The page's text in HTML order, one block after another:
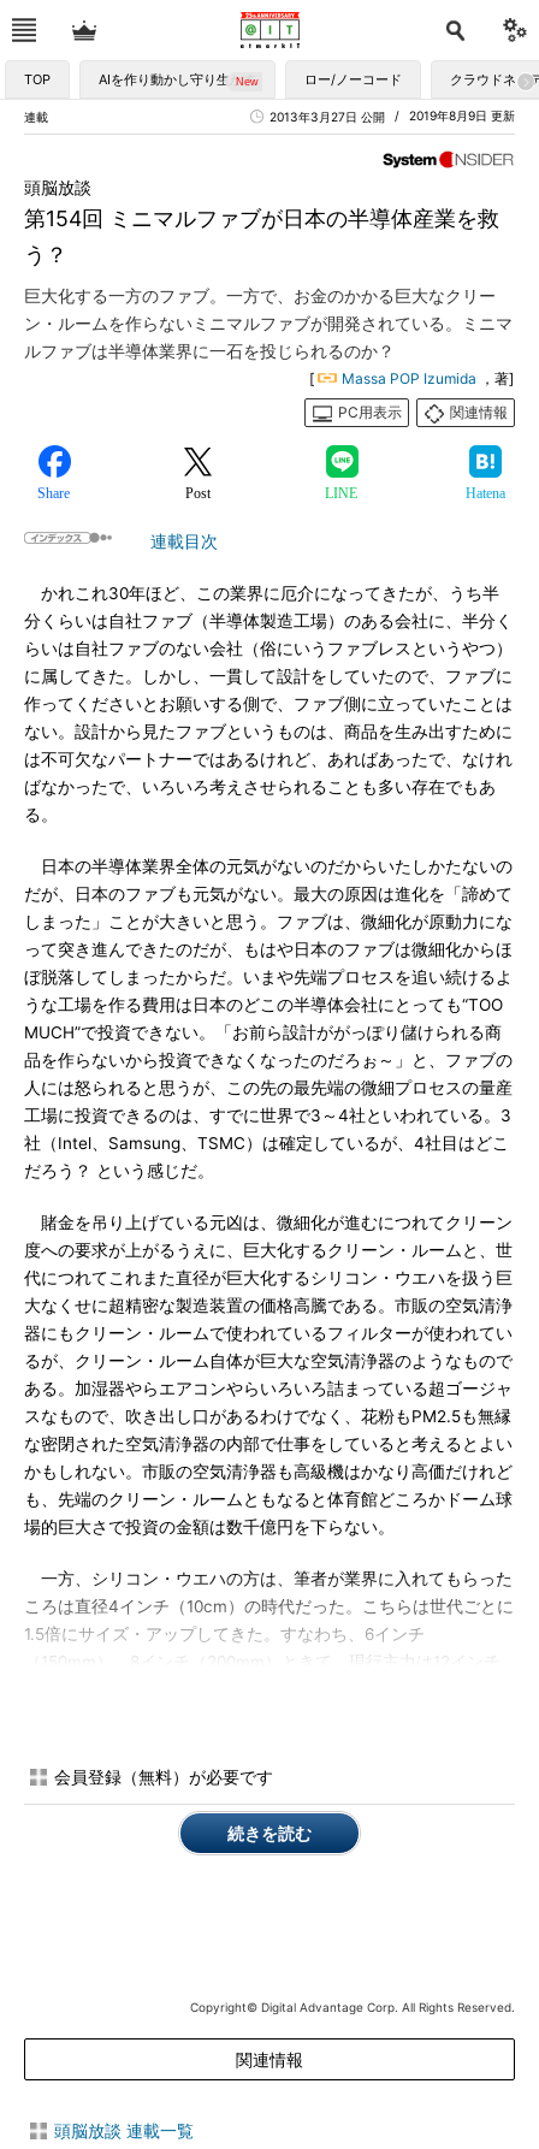
TOP AIを作り動かし守り生かす ロー/ノーコード クラウドネイ
連載 2019年8月9日 更新
2013年3月27日 公開
第154回 ミニマルファブが日本の半導体産業を救
う？
頭脳放談
巨大化する一方のファブ。一方で、お金のかかる巨大なクリー
ン・ルームを作らないミニマルファブが開発されている。ミニマ
ルファブは半導体業界に一石を投じられるのか？
[ Massa POP Izumida ，著]
PC用表示
関連情報
Share Post LINE Hatena
連載目次
かれこれ30年ほど、この業界に厄介になってきたが、うち半
分くらいは自社ファブ（半導体製造工場）のある会社に、半分く
らいは自社ファブのない会社（俗にいうファブレスというやつ）
に属してきた。しかし、一貫して設計をしていたので、ファブに
作ってくださいとお願いする側で、ファブ側に立っていたことは
ない。設計から見たファブというものは、商品を生み出すために
は不可欠なパートナーではあるけれど、あればあったで、なけれ
ばなかったで、いろいろ考えさせられることも多い存在でもあ
る。
日本の半導体業界全体の元気がないのだからいたしかたないの
だが、日本のファブも元気がない。最大の原因は進化を「諦めて
しまった」ことが大きいと思う。ファブは、微細化が原動力にな
って突き進んできたのだが、もはや日本のファブは微細化からほ
ぼ脱落してしまったからだ。いまや先端プロセスを追い続けるよ
うな工場を作る費用は日本のどこの半導体会社にとっても“TOO
MUCH”で投資できない。「お前ら設計ががっぽり儲けられる商
品を作らないから投資できなくなったのだろぉ～」と、ファブの
人には怒られると思うが、この先の最先端の微細プロセスの量産
工場に投資できるのは、すでに世界で3～4社といわれている。3
社（Intel、Samsung、TSMC）は確定しているが、4社目はどこ
だろう？ という感じだ。
賭金を吊り上げている元凶は、微細化が進むにつれてクリーン
度への要求が上がるうえに、巨大化するクリーン・ルームと、世
代につれてこれまた直径が巨大化するシリコン・ウエハを扱う巨
大なくせに超精密な製造装置の価格高騰である。市販の空気清浄
器にもクリーン・ルームで使われているフィルターが使われてい
るが、クリーン・ルーム自体が巨大な空気清浄器のようなもので
ある。加湿器やらエアコンやらいろいろ詰まっている超ゴージャ
スなもので、吹き出し口があるわけでなく、花粉もPM2.5も無縁
な密閉された空気清浄器の内部で仕事をしていると考えるとよい
かもしれない。市販の空気清浄器も高級機はかなり高価だけれど
も、先端のクリーン・ルームともなると体育館どころかドーム球
場的巨大さで投資の金額は数千億円を下らない。
一方、シリコン・ウエハの方は、筆者が業界に入れてもらった
ころは直径4インチ（10cm）の時代だった。こちらは世代ごとに
1.5倍にサイズ・アップしてきた。すなわち、6インチ
（150mm）、8インチ（200mm）ときて、現行主力は12インチ
だからたまらない。
巨大化するファブ VS. ミニマルファブ
して装置そのものも極めて小型化し、1台1台はそのあたりにある
家電製品くらいの大きさにしてしまう。当然、取り扱うウエハも
小さくする。0.5インチというから、正方形のチップを載せると
い。こういうポテトチップ以下のサイズのウエハを、小さな製造
会員登録（無料）が必要です
続きを読む
Copyright© Digital Advantage Corp. All Rights Reserved.
関連情報
頭脳放談 連載一覧